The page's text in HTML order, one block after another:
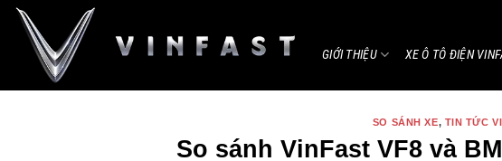
Bỏ
GIỚI THIỆU XE Ô TÔ ĐIỆN
SO SÁNH XE, TIN TỨC
So sánh VinFast VF8 và